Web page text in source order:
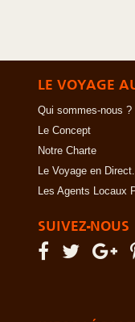
LE VOYAGE
Qui sommes-nous ?
Le Concept
Notre Charte
Le Voyage en
Les Agents Locaux
SUIVEZ-NOUS